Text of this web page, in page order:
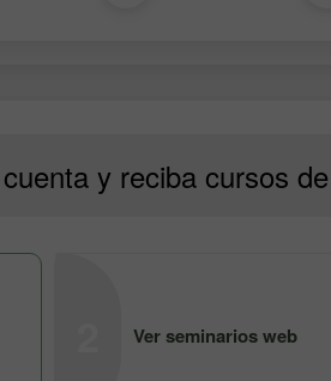
cuenta y reciba cursos
Ver seminarios web